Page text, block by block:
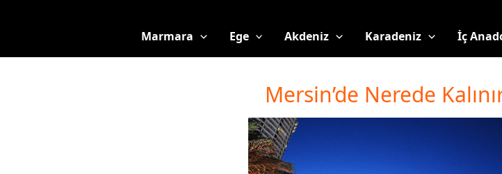
Marmara Ege Akdeniz Karadeniz İç
Mersin’de Nerede